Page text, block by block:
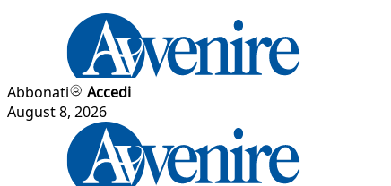
Abbonati
Accedi
August 8, 2026